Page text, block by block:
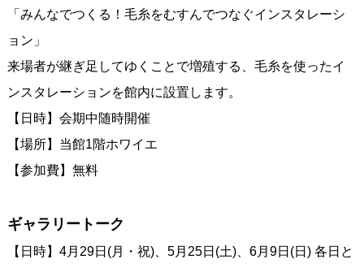
「みんなでつくる！毛糸をむすんでつなぐインスタレーシ
ョン」
来場者が継ぎ足してゆくことで増殖する、毛糸を使ったイ
ンスタレーションを館内に設置します。
【日時】会期中随時開催
【場所】当館1階ホワイエ
【参加費】無料
ギャラリートーク
【日時】4月29日(月・祝)、5月25日(土)、6月9日(日) 各日と